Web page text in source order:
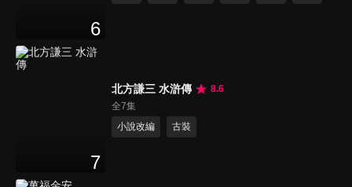
6
7
北方謙三 水滸傳
8.6
全7集
小說改編
古裝